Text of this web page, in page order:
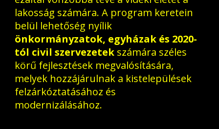
lakosság számára. A program keretein
belül lehetőség nyílik
önkormányzatok, egyházak és 2020-
tól civil szervezetek számára széles
körű fejlesztések megvalósítására,
melyek hozzájárulnak a kistelepülések
felzárkóztatásához és
modernizálásához.